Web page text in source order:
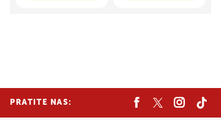
PRATITE NAS: